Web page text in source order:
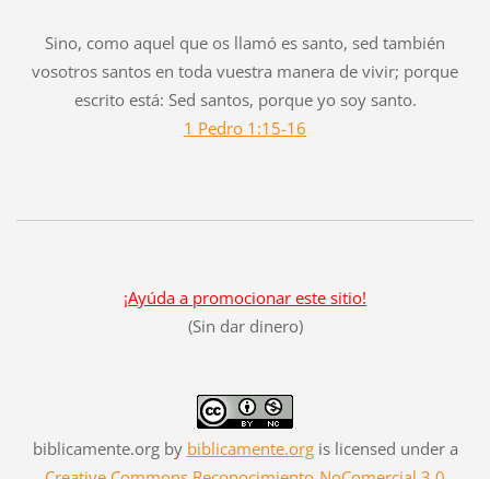
Sino, como aquel que os llamó es santo, sed también
vosotros santos en toda vuestra manera de vivir; porque
escrito está: Sed santos, porque yo soy santo.
1 Pedro 1:15-16
¡Ayúda a promocionar este sitio!
(Sin dar dinero)
biblicamente.orgby biblicamente.orgis licensed under a